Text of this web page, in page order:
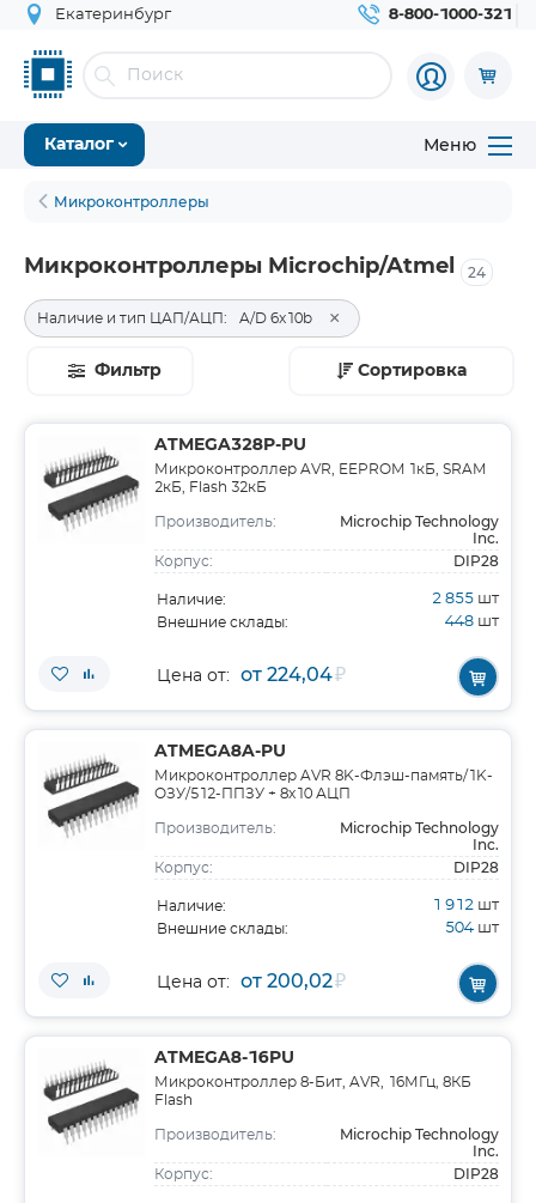
Екатеринбург 8-800-1000-321
Каталог Меню
Микроконтроллеры
Микроконтроллеры Microchip/Atmel 24
Наличие и тип ЦАП/АЦП: A/D 6x10b ×
Фильтр Сортировка
ATMEGA328P-PU
Микроконтроллер AVR, EEPROM 1кБ, SRAM
2кБ, Flash 32кБ
Производитель:
Microchip Technology
Inc.
Корпус: DIP28
Наличие: 2 855 шт
Внешние склады: 448 шт
Цена от: от 224,04₽
ATMEGA8A-PU
Микроконтроллер AVR 8K-Флэш-память/1K-
ОЗУ/512-ППЗУ + 8x10 АЦП
Производитель:
Microchip Technology
Inc.
Корпус: DIP28
Наличие: 1 912 шт
Внешние склады: 504 шт
Цена от: от 200,02₽
ATMEGA8-16PU
Микроконтроллер 8-Бит, AVR, 16МГц, 8КБ
Flash
Производитель:
Microchip Technology
Inc.
Корпус: DIP28